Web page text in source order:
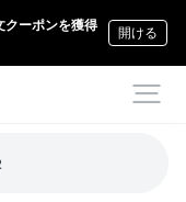
クーポンを獲得
開ける